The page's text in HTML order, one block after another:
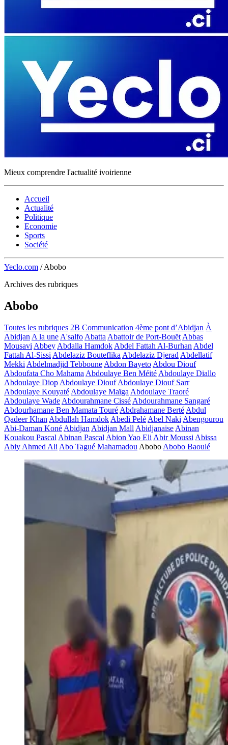
Mieux comprendre l'actualité ivoirienne
Accueil
Actualité
Politique
Economie
Sports
Société
Yeclo.com / Abobo
Archives des rubriques
Abobo
Toutes les rubriques 2B Communication 4ème pont d’Abidjan À
Abidjan A la une A'salfo Abatta Abattoir de Port-Bouët Abbas
Mousavi Abbey Abdalla Hamdok Abdel Fattah Al-Burhan Abdel
Fattah Al-Sissi Abdelaziz Bouteflika Abdelaziz Djerad Abdellatif
Mekki Abdelmadjid Tebboune Abdon Bayeto Abdou Diouf
Abdoufata Cho Mahama Abdoulaye Ben Méité Abdoulaye Diallo
Abdoulaye Diop Abdoulaye Diouf Abdoulaye Diouf Sarr
Abdoulaye Kouyaté Abdoulaye Maïga Abdoulaye Traoré
Abdoulaye Wade Abdourahmane Cissé Abdourahmane Sangaré
Abdourhamane Ben Mamata Touré Abdrahamane Berté Abdul
Qadeer Khan Abdullah Hamdok Abedi Pelé Abel Naki Abengourou
Abi-Daman Koné Abidjan Abidjan Mall Abidjanaise Abinan
Kouakou Pascal Abinan Pascal Abion Yao Eli Abir Moussi Abissa
Abiy Ahmed Ali Abo Tagué Mahamadou Abobo Abobo Baoulé